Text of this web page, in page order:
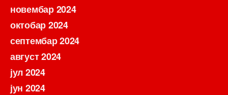
новембар 2024
октобар 2024
септембар 2024
август 2024
јул 2024
јун 2024